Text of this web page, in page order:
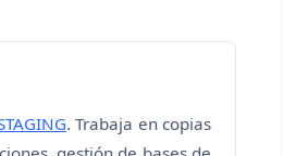
. Trabaja en copias